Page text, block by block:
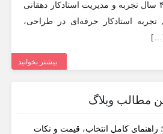
ساخت لوازم چوبی با ۴۰ سال تجربه و مدیریت استادکار دهقانی
بیش از ۴۰ سال تجربه استادکار حرفه‌ای در طراحی،
بیشتر بخوانید
مطالب وبلاگ
کامل انتخاب، قیمت و نکات